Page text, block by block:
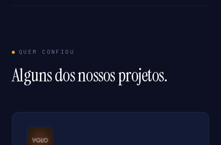
QUEM CONFIOU
Alguns dos nossos projetos.